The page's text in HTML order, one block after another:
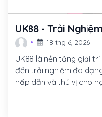
UK88 - Trải
Thú Vị Không Thể
18 thg 6, 2026
UK88 là nền tảng giải
đến trải nghiệm đa
hấp dẫn và thú vị cho